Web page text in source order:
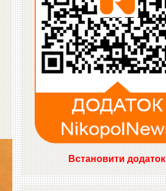
Встановити додаток